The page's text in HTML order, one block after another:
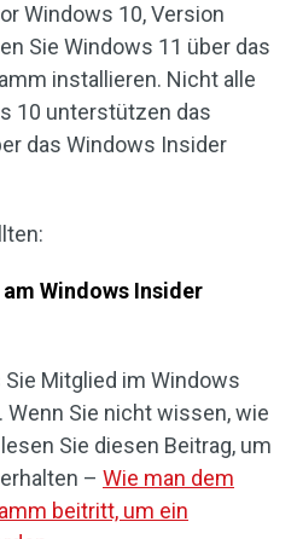
Windows 10, Version
Sie Windows 11 über das
installieren. Nicht alle
10 unterstützen das
das Windows Insider
Windows Insider
Mitglied im Windows
Sie nicht wissen, wie
Sie diesen Beitrag, um
– Wie man dem
beitritt, um ein